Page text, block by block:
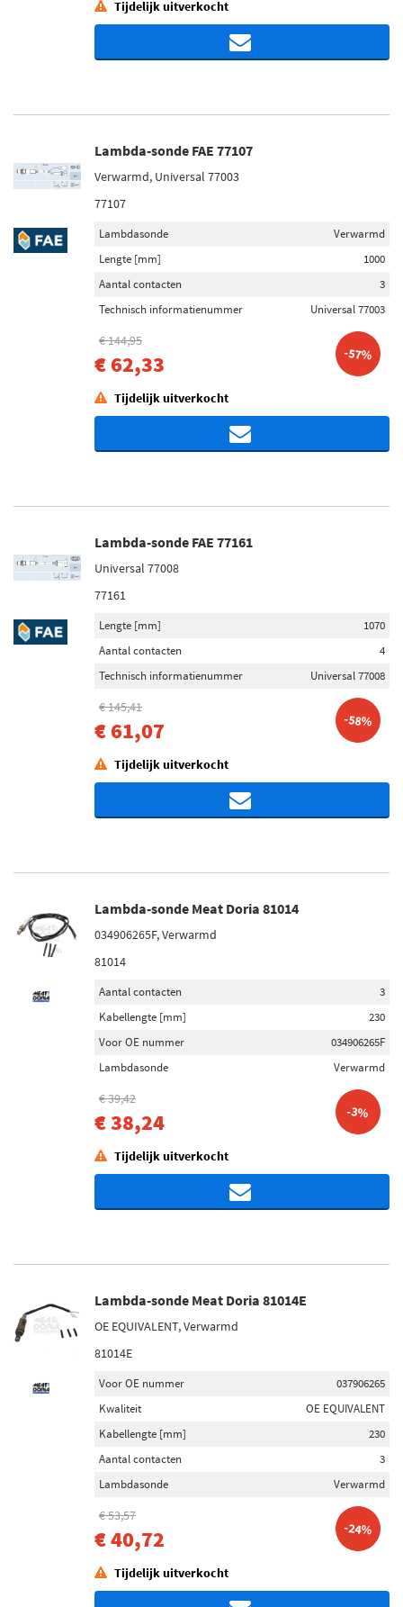
Tijdelijk uitverkocht
Lambda-sonde FAE 77107
Verwarmd, Universal 77003
77107
Lambdasonde
Verwarmd
Lengte [mm]
1000
Aantal contacten
3
Technisch informatienummer
Universal 77003
€ 144,95
€ 62,33 -57%
Tijdelijk uitverkocht
Lambda-sonde FAE 77161
Universal 77008
77161
Lengte [mm]
1070
Aantal contacten
4
Technisch informatienummer
Universal 77008
€ 145,41
€ 61,07 -58%
Tijdelijk uitverkocht
Lambda-sonde Meat Doria 81014
034906265F, Verwarmd
81014
Aantal contacten
3
Kabellengte [mm]
230
Voor OE nummer
034906265F
Lambdasonde
Verwarmd
€ 39,42
€ 38,24 -3%
Tijdelijk uitverkocht
Lambda-sonde Meat Doria 81014E
OE EQUIVALENT, Verwarmd
81014E
Voor OE nummer
037906265
Kwaliteit
OE EQUIVALENT
Kabellengte [mm]
230
Aantal contacten
3
Lambdasonde
Verwarmd
€ 53,57
€ 40,72 -24%
Tijdelijk uitverkocht